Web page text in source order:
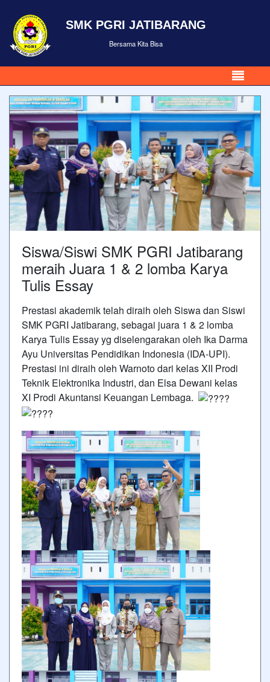
SMK PGRI JATIBARANG
Bersama Kita Bisa
Siswa/Siswi SMK PGRI Jatibarang
meraih Juara 1 & 2 lomba Karya
Tulis Essay
Prestasi akademik telah diraih oleh Siswa dan Siswi
SMK PGRI Jatibarang, sebagai juara 1 & 2 lomba
Karya Tulis Essay yg diselengarakan oleh Ika Darma
Ayu Universitas Pendidikan Indonesia (IDA-UPI).
Prestasi ini diraih oleh Warnoto dari kelas XII Prodi
Teknik Elektronika Industri, dan Elsa Dewani kelas
XI Prodi Akuntansi Keuangan Lembaga.